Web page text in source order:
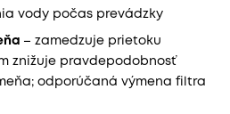
vody počas prevádzky
– zamedzuje prietoku
znižuje pravdepodobnosť
odporúčaná výmena filtra